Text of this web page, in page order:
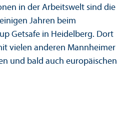
in der Arbeits­welt sind die
Jahren beim
Getsafe in Heidelberg. Dort
vielen anderen Mannheimer
und bald auch europäischen